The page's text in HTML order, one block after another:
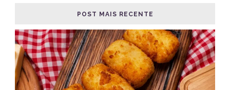
POST MAIS RECENTE